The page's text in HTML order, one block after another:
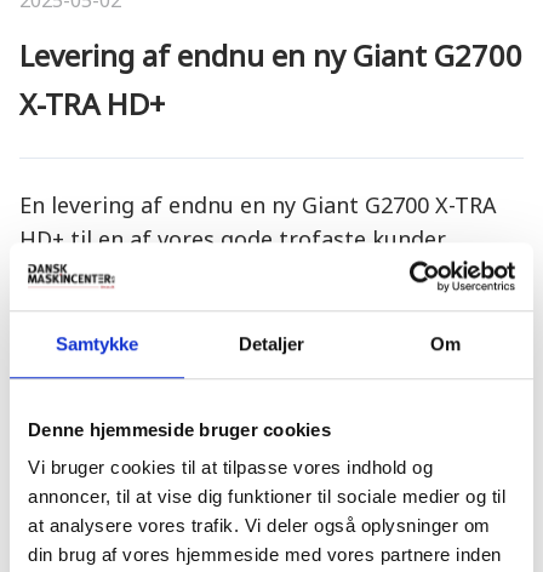
Samtykke Detaljer Om
Denne hjemmeside bruger cookies
Vi bruger cookies til at tilpasse vores indhold og
annoncer, til at vise dig funktioner til sociale medier og til
at analysere vores trafik. Vi deler også oplysninger om
din brug af vores hjemmeside med vores partnere inden
Levering af endnu en ny Giant G2700
X-TRA HD+
En levering af endnu en ny Giant G2700 X-TRA
HD+ til en af vores gode trofaste kunder.